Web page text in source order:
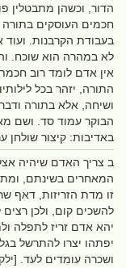
הדור, וכשהן מתבטלין
חכמים העוסקים בתורה
בעבודת הקרבנות. ועוד
לא במהרה הוא שוכח.
אין אדם לומד רוב
התורה, יזהר בכל
ושיחה, אלא בתורה
הבוקר עמוד סד. ושם
באדיבות: קיצור שולחן
ב צריך האדם שיהיה
המאחרים בשינתם,
זו מדת הזריזות, דאף
להשכים קום, ולכן
יהא אדם זריז לתפלה
יפתהו יצרו להתרשל
ושכרה עומדים לעד.